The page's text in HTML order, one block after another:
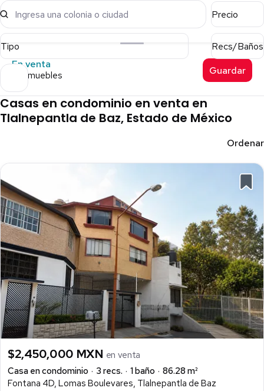
Ingresa una colonia o ciudad Precio
Tipo
Recs/Baños
En venta
15 inmuebles Guardar
Casas en condominio en venta en
Tlalnepantla de Baz, Estado de México
Ordenar
$2,450,000 MXN en venta
Casa en condominio
3 recs. 1 baño
86.28 m²
Fontana 4D, Lomas Boulevares, Tlalnepantla de Baz